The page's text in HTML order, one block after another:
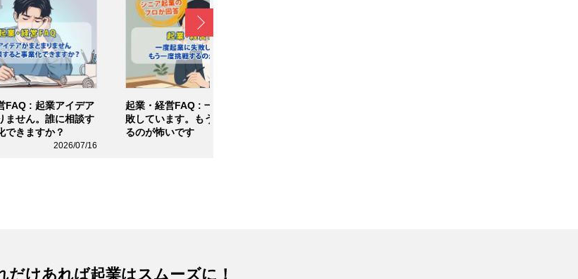
FAQ : 起業アイデア
ません。誰に相談す
できますか？
2026/07/16
起業・経営FAQ : 一度起業に失
敗しています。もう一度挑戦す
るのが怖いです
だけあれば起業はスムーズに！